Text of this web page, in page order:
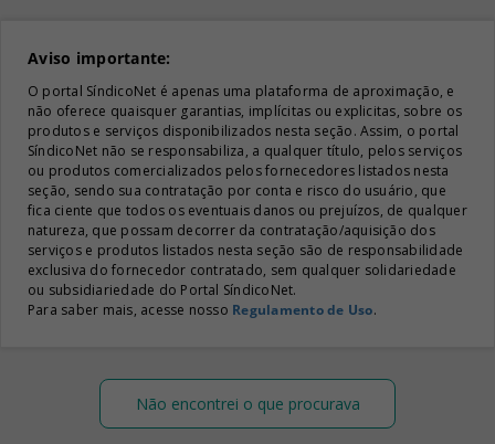
Aviso importante:
O portal SíndicoNet é apenas uma plataforma de aproximação, e
não oferece quaisquer garantias, implícitas ou explicitas, sobre os
produtos e serviços disponibilizados nesta seção. Assim, o portal
SíndicoNet não se responsabiliza, a qualquer título, pelos serviços
ou produtos comercializados pelos fornecedores listados nesta
seção, sendo sua contratação por conta e risco do usuário, que
fica ciente que todos os eventuais danos ou prejuízos, de qualquer
natureza, que possam decorrer da contratação/aquisição dos
serviços e produtos listados nesta seção são de responsabilidade
exclusiva do fornecedor contratado, sem qualquer solidariedade
ou subsidiariedade do Portal SíndicoNet.
Para saber mais, acesse nosso Regulamento de Uso.
Não encontrei o que procurava